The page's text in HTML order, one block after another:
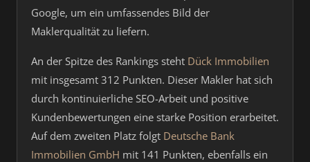
Google, um ein umfassendes Bild der
Maklerqualität zu liefern.
An der Spitze des Rankings steht Dück Immobilien
mit insgesamt 312 Punkten. Dieser Makler hat sich
durch kontinuierliche SEO-Arbeit und positive
Kundenbewertungen eine starke Position erarbeitet.
Auf dem zweiten Platz folgt Deutsche Bank
Immobilien GmbH mit 141 Punkten, ebenfalls ein